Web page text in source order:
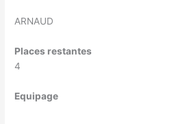
ARNAUD
Places restantes
4
Equipage